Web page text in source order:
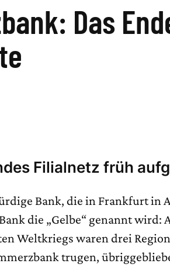
Das
Filialnetz früh
Bank, die in Frankfurt in
die „Gelbe“ genannt wird:
Weltkriegs waren drei
trugen,